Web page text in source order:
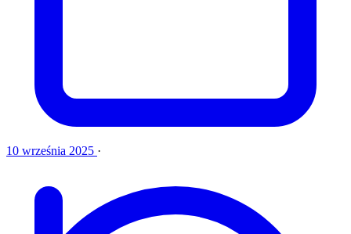
10 września 2025 ·